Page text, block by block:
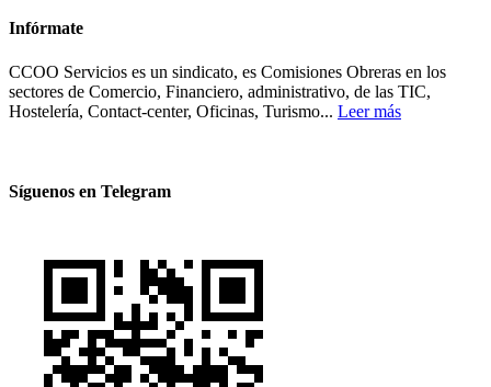
Infórmate
CCOO Servicios es un sindicato, es Comisiones Obreras en los
sectores de Comercio, Financiero, administrativo, de las TIC,
Hostelería, Contact-center, Oficinas, Turismo... Leer más
Síguenos en Telegram